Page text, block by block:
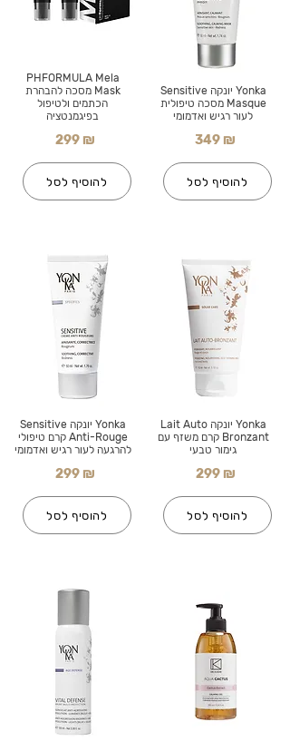
PHFORMULA Mela
Mask מסכה להבהרת
הכתמים ולטיפול
בפיגמנטציה
299 ₪
להוסיף לסל
Yonka יונקה Sensitive
Anti-Rouge קרם טיפולי
להרגעה לעור רגיש ואדמומי
299 ₪
להוסיף לסל
Yonka יונקה Sensitive
Masque מסכה טיפולית
לעור רגיש ואדמומי
349 ₪
להוסיף לסל
Yonka יונקה Lait Auto
Bronzant קרם משזף עם
גימור טבעי
299 ₪
להוסיף לסל